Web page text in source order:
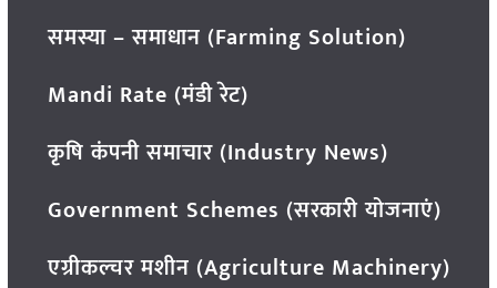
समस्या – समाधान (Farming Solution)
Mandi Rate (मंडी रेट)
कृषि कंपनी समाचार (Industry News)
Government Schemes (सरकारी योजनाएं)
एग्रीकल्चर मशीन (Agriculture Machinery)